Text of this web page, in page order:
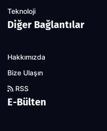
Teknoloji
Diğer Bağlantılar
Hakkımızda
Bize Ulaşın
RSS
E-Bülten